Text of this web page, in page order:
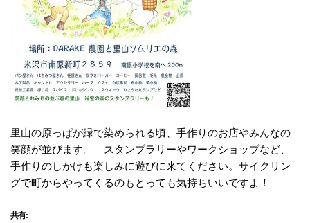
里山の原っぱが緑で染められる頃、手作りのお店やみんなの
笑顔が並びます。 スタンプラリーやワークショップなど、
手作りのしかけも楽しみに遊びに来てください。サイクリン
グで町からやってくるのもとっても気持ちいいですよ！
共有: